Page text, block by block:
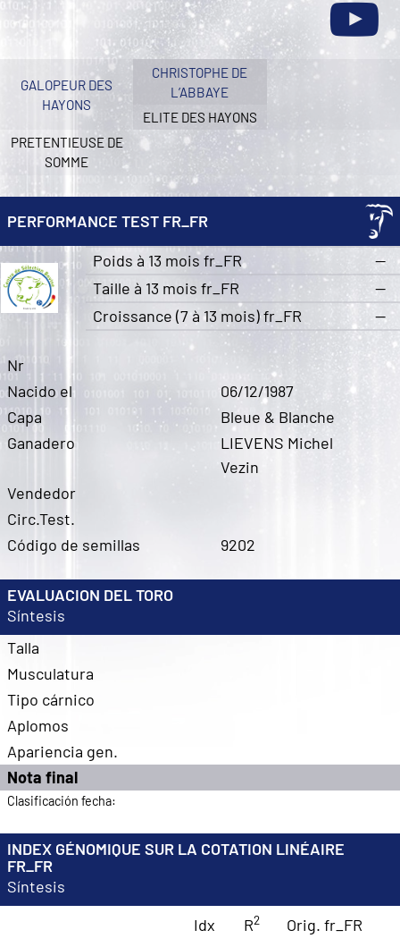
GALOPEUR DES
HAYONS
CHRISTOPHE DE
L’ABBAYE
ELITE DES HAYONS
PRETENTIEUSE DE
SOMME
PERFORMANCE TEST FR_FR
Poids à 13 mois fr_FR
—
Taille à 13 mois fr_FR
—
Croissance (7 à 13 mois) fr_FR
—
Nr
Nacido el
06/12/1987
Capa
Bleue & Blanche
Ganadero
LIEVENS Michel
Vezin
Vendedor
Circ.Test.
Código de semillas
9202
EVALUACION DEL TORO
Síntesis
Talla
Musculatura
Tipo cárnico
Aplomos
Apariencia gen.
Nota final
Clasificación fecha:
INDEX GÉNOMIQUE SUR LA COTATION LINÉAIRE
FR_FR
Síntesis
Idx
R2 Orig. fr_FR